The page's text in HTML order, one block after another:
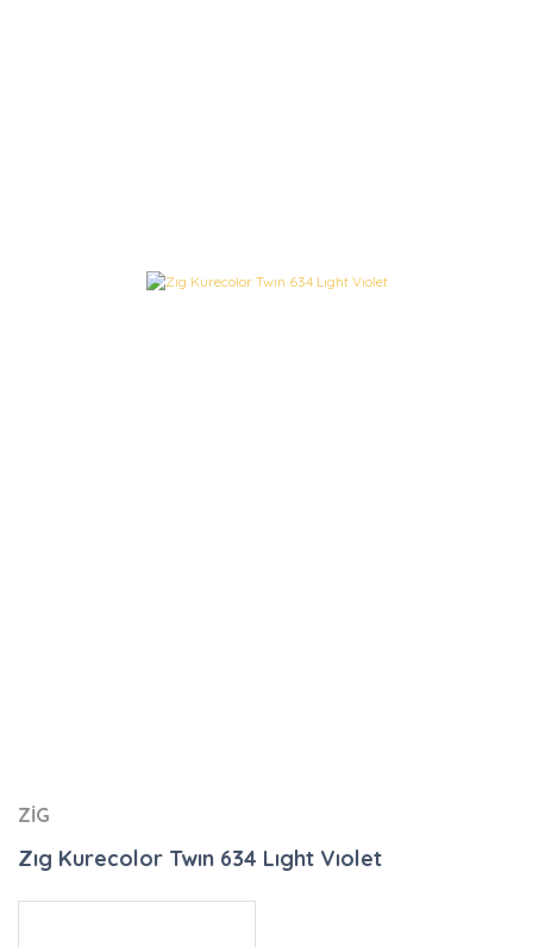
ZİG
Zıg Kurecolor Twın 634 Lıght Vıolet